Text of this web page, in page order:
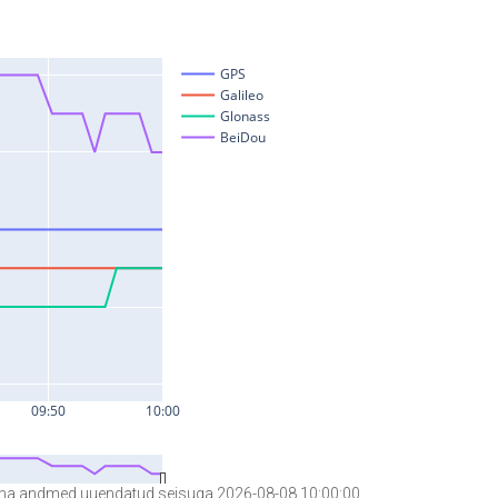
andmed uuendatud seisuga 2026-08-08 10:00:00